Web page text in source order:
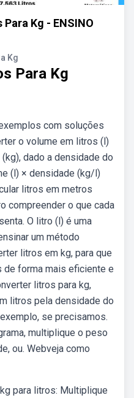
Kg - ENSINO
Kg
Para Kg
com soluções
o volume em litros (l)
dado a densidade do
(l) × densidade (kg/l)
litros em metros
compreender o que cada
O litro (l) é uma
um método
litros em kg, para que
forma mais eficiente e
litros para kg,
litros pela densidade do
se precisamos.
multiplique o peso
ou. Webveja como
para litros: Multiplique